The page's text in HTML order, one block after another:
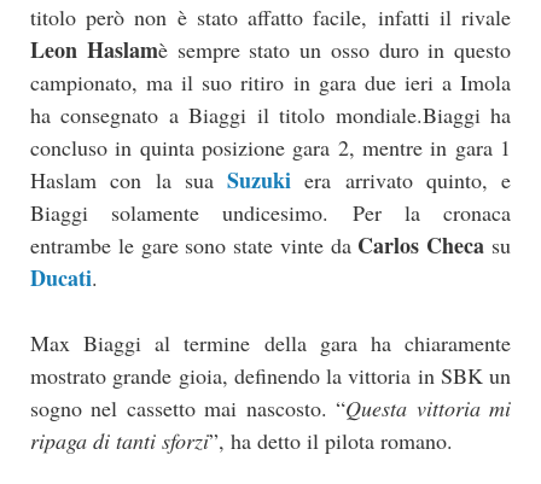
titolo però non è stato affatto facile, infatti il rivale
Leon Haslamè sempre stato un osso duro in questo
campionato, ma il suo ritiro in gara due ieri a Imola
ha consegnato a Biaggi il titolo mondiale.Biaggi ha
concluso in quinta posizione gara 2, mentre in gara 1
Haslam con la sua Suzuki era arrivato quinto, e
Biaggi solamente undicesimo. Per la cronaca
entrambe le gare sono state vinte da Carlos Checa su
Ducati.
Max Biaggi al termine della gara ha chiaramente
mostrato grande gioia, definendo la vittoria in SBK un
sogno nel cassetto mai nascosto. “Questa vittoria mi
ripaga di tanti sforzi”, ha detto il pilota romano.